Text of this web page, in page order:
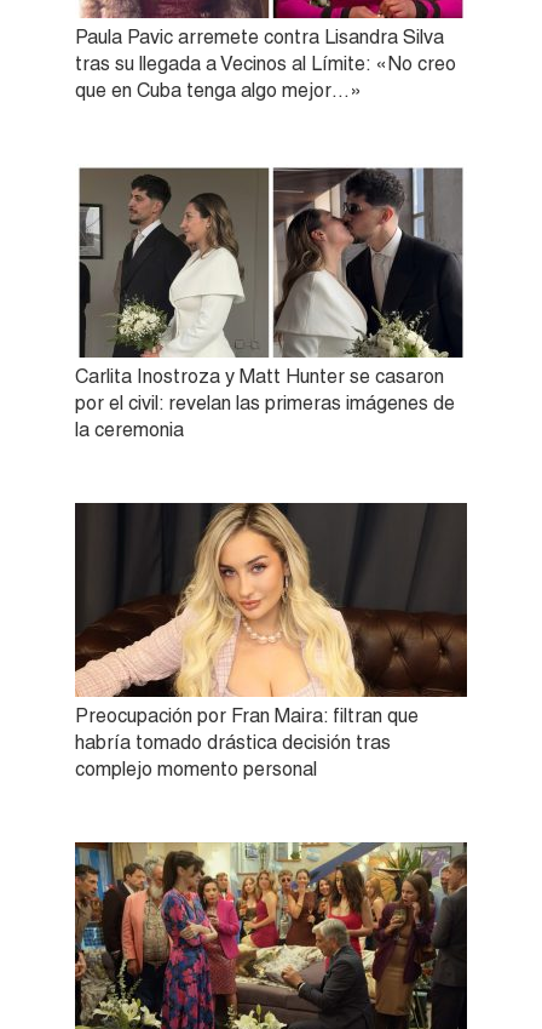
Paula Pavic arremete contra Lisandra Silva
tras su llegada a Vecinos al Límite: «No creo
que en Cuba tenga algo mejor…»
Carlita Inostroza y Matt Hunter se casaron
por el civil: revelan las primeras imágenes de
la ceremonia
Preocupación por Fran Maira: filtran que
habría tomado drástica decisión tras
complejo momento personal